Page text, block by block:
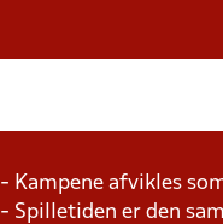
- Kampene afvikles
- Spilletiden er den